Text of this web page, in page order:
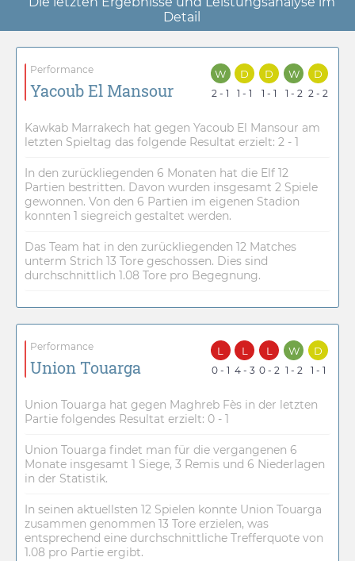
Detail
Performance
Yacoub El Mansour
W
2 - 1
D
1 - 1
D
1 - 1
W
1 - 2
D
2 - 2
Kawkab Marrakech hat gegen Yacoub El Mansour am
letzten Spieltag das folgende Resultat erzielt: 2 - 1
In den zurückliegenden 6 Monaten hat die Elf 12
Partien bestritten. Davon wurden insgesamt 2 Spiele
gewonnen. Von den 6 Partien im eigenen Stadion
konnten 1 siegreich gestaltet werden.
Das Team hat in den zurückliegenden 12 Matches
unterm Strich 13 Tore geschossen. Dies sind
durchschnittlich 1.08 Tore pro Begegnung.
Performance
Union Touarga
L
0 - 1
L
4 - 3
L
0 - 2
W
1 - 2
D
1 - 1
Union Touarga hat gegen Maghreb Fès in der letzten
Partie folgendes Resultat erzielt: 0 - 1
Union Touarga findet man für die vergangenen 6
Monate insgesamt 1 Siege, 3 Remis und 6 Niederlagen
in der Statistik.
In seinen aktuellsten 12 Spielen konnte Union Touarga
zusammen genommen 13 Tore erzielen, was
entsprechend eine durchschnittliche Trefferquote von
1.08 pro Partie ergibt.